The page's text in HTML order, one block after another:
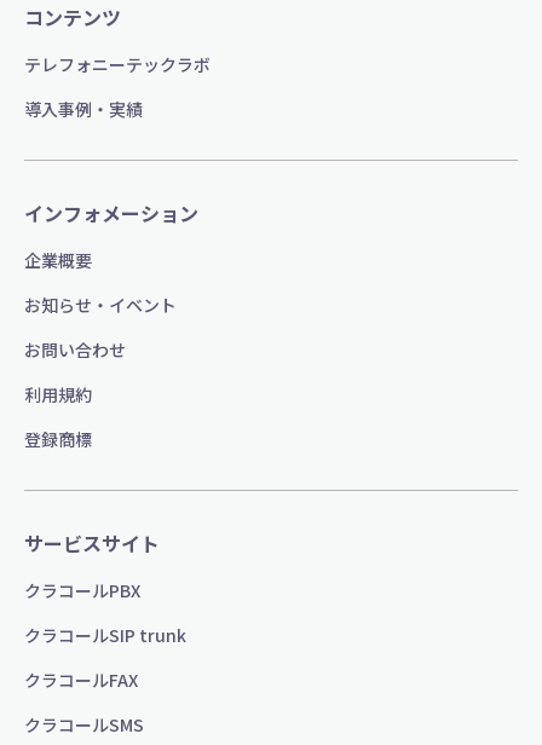
コンテンツ
テレフォニーテックラボ
導入事例・実績
インフォメーション
企業概要
お知らせ・イベント
お問い合わせ
利用規約
登録商標
サービスサイト
クラコールPBX
クラコールSIP trunk
クラコールFAX
クラコールSMS